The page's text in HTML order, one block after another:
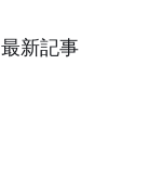
最新記事